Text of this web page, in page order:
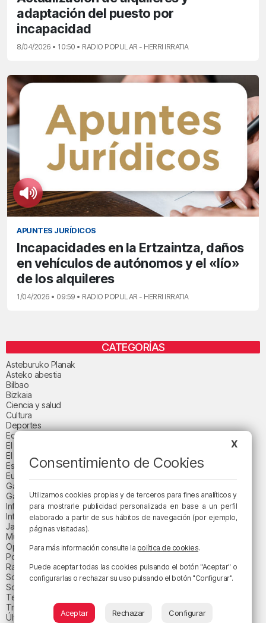
adaptación del puesto por
incapacidad
8/04/2026 • 10:50 • RADIO POPULAR - HERRI IRRATIA
APUNTES JURÍDICOS
Incapacidades en la Ertzaintza, daños
en vehículos de autónomos y el «lío»
de los alquileres
1/04/2026 • 09:59 • RADIO POPULAR - HERRI IRRATIA
CATEGORÍAS
Asteburuko Planak
Asteko abestia
Bilbao
Bizkaia
Ciencia y salud
Cultura
Deportes
Economía
El paisaje de la semana
El paisaje del día
Espacio patrocinado
Euskadi
Gastronomía
Gaurko abestia
Informativos
Internacional
Jaialdi 2025
Música
Opinión
Política
Radio Popular-Herri Irratia
Social y religión
Sociedad
Tecnología
Triple B
Última hora
X
Consentimiento de Cookies
Utilizamos cookies propias y de terceros para fines analíticos y
para mostrarle publicidad personalizada en base a un perfil
elaborado a partir de sus hábitos de navegación (por ejemplo,
páginas visitadas).
Para más información consulte la política de cookies.
Puede aceptar todas las cookies pulsando el botón "Aceptar" o
configurarlas o rechazar su uso pulsando el botón "Configurar".
Aceptar Rechazar Configurar